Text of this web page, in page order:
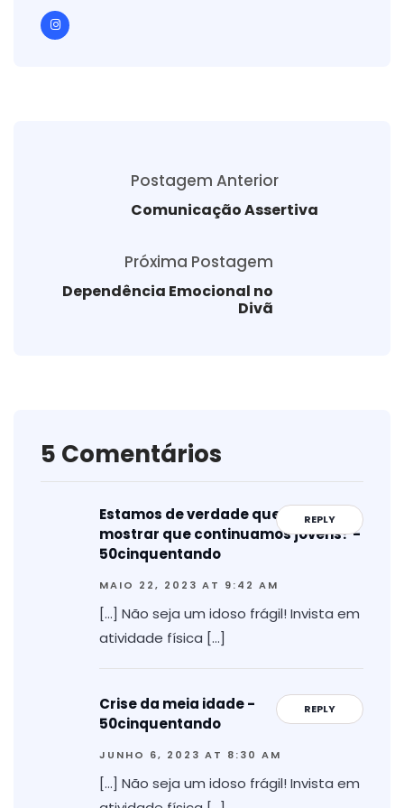
Postagem Anterior
Comunicação Assertiva
Próxima Postagem
Dependência Emocional no
Divã
5 Comentários
REPLY
Estamos de verdade querendo
mostrar que continuamos jovens? -
50cinquentando
MAIO 22, 2023 AT 9:42 AM
[…] Não seja um idoso frágil! Invista em
atividade física […]
REPLY
Crise da meia idade -
50cinquentando
JUNHO 6, 2023 AT 8:30 AM
[…] Não seja um idoso frágil! Invista em